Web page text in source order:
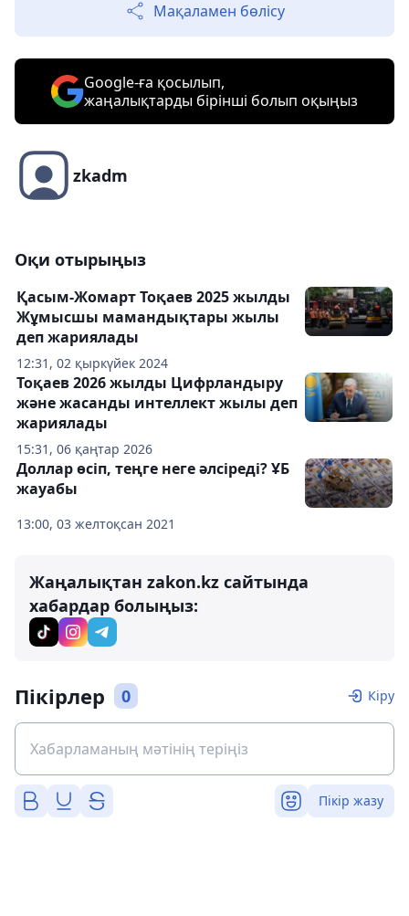
Мақаламен бөлісу
Google-ға қосылып,
жаңалықтарды бірінші болып оқыңыз
zkadm
Оқи отырыңыз
12:31, 02 қыркүйек 2024
Қасым-Жомарт Тоқаев 2025 жылды
Жұмысшы мамандықтары жылы
деп жариялады
15:31, 06 қаңтар 2026
Тоқаев 2026 жылды Цифрландыру
және жасанды интеллект жылы деп
жариялады
13:00, 03 желтоқсан 2021
Доллар өсіп, теңге неге әлсіреді? ҰБ
жауабы
Жаңалықтан zakon.kz сайтында
хабардар болыңыз:
Пікірлер 0 Кіру
Пікір жазу